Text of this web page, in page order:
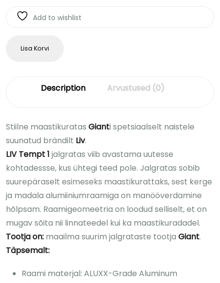
Add to wishlist
Lisa Korvi
Description Arvustused (0)
Stiilne maastikuratas Gianti spetsiaalselt naistele
suunatud brändilt Liv.
LIV Tempt 1 jalgratas viib avastama uutesse
kohtadessse, kus ühtegi teed pole. Jalgratas sobib
suurepäraselt esimeseks maastikurattaks, sest kerge
ja madala alumiiniumraamiga on manööverdamine
hõlpsam. Raamigeomeetria on loodud selliselt, et on
mugav sõita nii linnateedel kui ka maastikuradadel.
Tootja on: maailma suurim jalgrataste tootja Giant.
Täpsemalt:
Raami materjal: ALUXX-Grade Aluminum